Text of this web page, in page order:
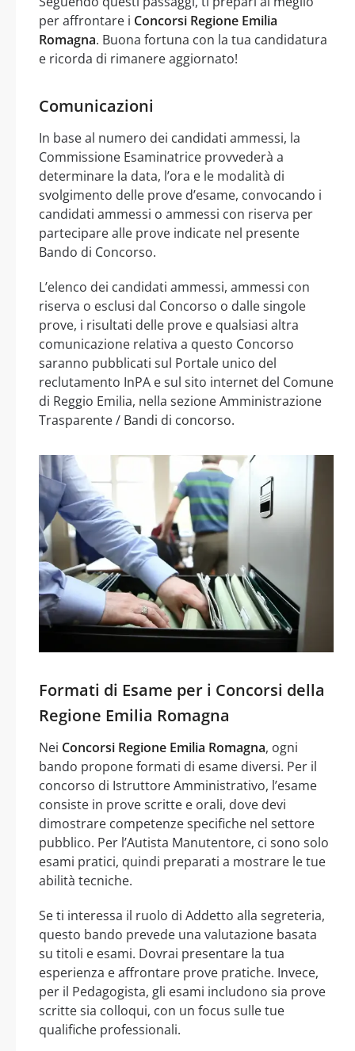
per affrontare i Concorsi Regione Emilia
Romagna. Buona fortuna con la tua candidatura
e ricorda di rimanere aggiornato!
Comunicazioni
In base al numero dei candidati ammessi, la
Commissione Esaminatrice provvederà a
determinare la data, l’ora e le modalità di
svolgimento delle prove d’esame, convocando i
candidati ammessi o ammessi con riserva per
partecipare alle prove indicate nel presente
Bando di Concorso.
L’elenco dei candidati ammessi, ammessi con
riserva o esclusi dal Concorso o dalle singole
prove, i risultati delle prove e qualsiasi altra
comunicazione relativa a questo Concorso
saranno pubblicati sul Portale unico del
reclutamento InPA e sul sito internet del Comune
di Reggio Emilia, nella sezione Amministrazione
Trasparente / Bandi di concorso.
Formati di Esame per i Concorsi della
Regione Emilia Romagna
Nei Concorsi Regione Emilia Romagna, ogni
bando propone formati di esame diversi. Per il
concorso di Istruttore Amministrativo, l’esame
consiste in prove scritte e orali, dove devi
dimostrare competenze specifiche nel settore
pubblico. Per l’Autista Manutentore, ci sono solo
esami pratici, quindi preparati a mostrare le tue
abilità tecniche.
Se ti interessa il ruolo di Addetto alla segreteria,
questo bando prevede una valutazione basata
su titoli e esami. Dovrai presentare la tua
esperienza e affrontare prove pratiche. Invece,
per il Pedagogista, gli esami includono sia prove
scritte sia colloqui, con un focus sulle tue
qualifiche professionali.